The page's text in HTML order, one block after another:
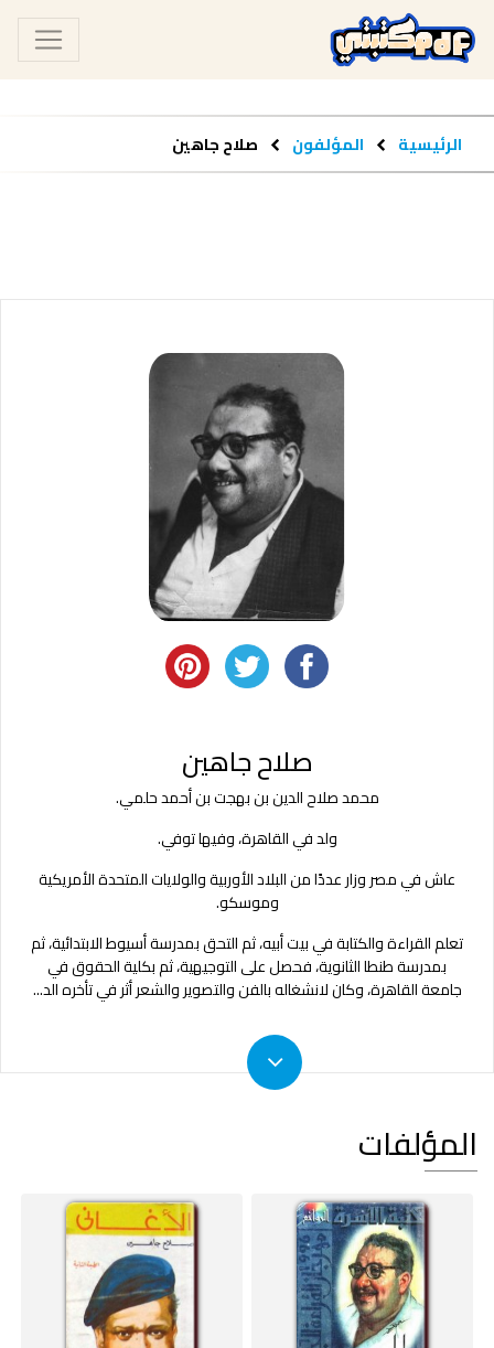
الرئيسية المؤلفون صلاح جاهين
صلاح جاهين
محمد صلاح الدين بن بهجت بن أحمد حلمي.
ولد في القاهرة، وفيها توفي.
عاش في مصر وزار عددًا من البلاد الأوربية والولايات المتحدة الأمريكية
وموسكو.
تعلم القراءة والكتابة في بيت أبيه، ثم التحق بمدرسة أسيوط الابتدائية، ثم
بمدرسة طنطا الثانوية، فحصل على التوجيهية، ثم بكلية الحقوق في
جامعة القاهرة، وكان لانشغاله بالفن والتصوير والشعر أثر في تأخره الد...
المؤلفات